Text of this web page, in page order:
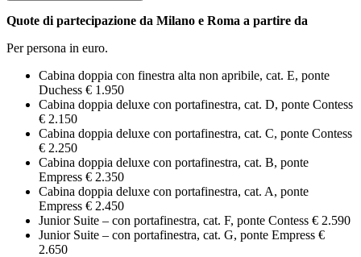
Quote di partecipazione da Milano e Roma a partire da
Per persona in euro.
Cabina doppia con finestra alta non apribile, cat. E, ponte
Duchess € 1.950
Cabina doppia deluxe con portafinestra, cat. D, ponte Contess
€ 2.150
Cabina doppia deluxe con portafinestra, cat. C, ponte Contess
€ 2.250
Cabina doppia deluxe con portafinestra, cat. B, ponte
Empress € 2.350
Cabina doppia deluxe con portafinestra, cat. A, ponte
Empress € 2.450
Junior Suite – con portafinestra, cat. F, ponte Contess € 2.590
Junior Suite – con portafinestra, cat. G, ponte Empress €
2.650